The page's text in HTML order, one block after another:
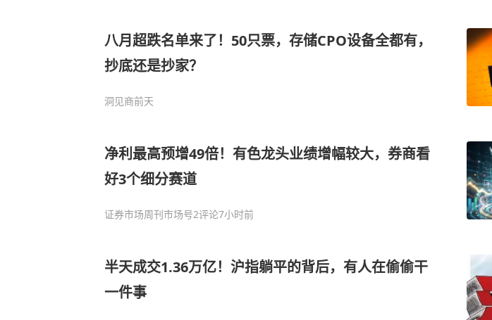
八月超跌名单来了！50只票，存储CPO设备全都有，
抄底还是抄家？
洞见商前天
净利最高预增49倍！有色龙头业绩增幅较大，券商看
好3个细分赛道
证券市场周刊市场号2评论7小时前
半天成交1.36万亿！沪指躺平的背后，有人在偷偷干
一件事